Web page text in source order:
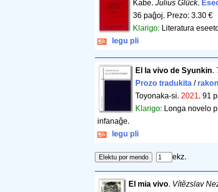
Kabe.Julius Glück.
36 paĝoj. Prezo: 3.30 €
Klarigo: Literatura
legu pli
El la vivo de Syunkin.
Prozo tradukita/
Toyonaka-si. 2021. 91
Klarigo: Longa novelo
infanaĝe.
legu pli
ekz.
El mia vivo. Vítĕzslav